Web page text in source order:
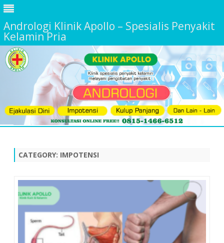
Andrologi Klinik Apollo – Spesialis Penyakit
Kelamin Pria
CATEGORY: IMPOTENSI